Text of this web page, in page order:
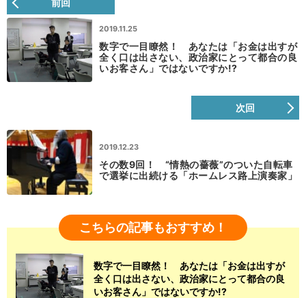
前回
2019.11.25
数字で一目瞭然！ あなたは「お金は出すが
全く口は出さない、政治家にとって都合の良
いお客さん」ではないですか!?
次回
2019.12.23
その数9回！ “情熱の薔薇”のついた自転車
で選挙に出続ける「ホームレス路上演奏家」
こちらの記事もおすすめ！
数字で一目瞭然！ あなたは「お金は出すが
全く口は出さない、政治家にとって都合の良
いお客さん」ではないですか!?